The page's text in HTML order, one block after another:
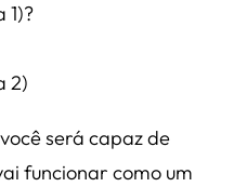
1)?
2)
será capaz de
funcionar como um